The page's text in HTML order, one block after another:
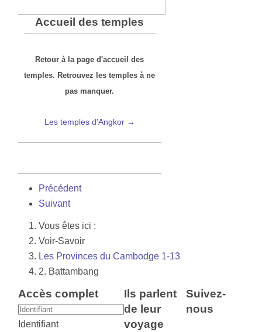
Accueil des temples
Retour à la page d'accueil des
temples. Retrouvez les temples à ne
pas manquer.
Les temples d'Angkor →
Précédent
Suivant
Vous êtes ici :
Voir-Savoir
Les Provinces du Cambodge 1-13
2. Battambang
Accès complet
Identifiant
Ils parlent
de leur
voyage
Suivez-
nous